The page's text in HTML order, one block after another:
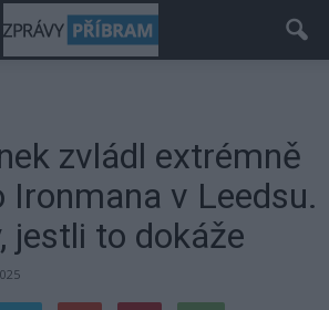
zvládl extrémně
Ironmana v Leedsu.
jestli to dokáže